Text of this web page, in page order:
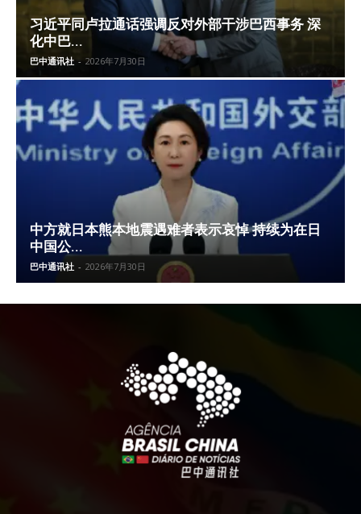
习近平同卢拉通话强调反对外部干涉巴西事务 深
化中巴...
巴中通讯社 - 2026年7月30日
中方就日本熊本地震遇难者表示哀悼 持续为在日
中国公...
巴中通讯社 - 2026年7月30日